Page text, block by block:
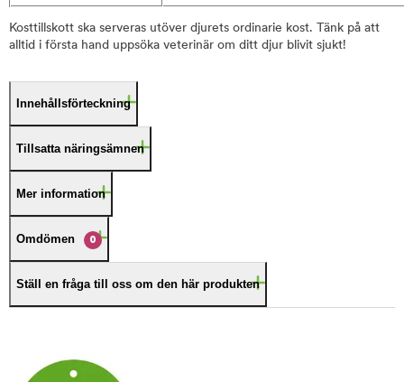
Kosttillskott ska serveras utöver djurets ordinarie kost. Tänk på att
alltid i första hand uppsöka veterinär om ditt djur blivit sjukt!
Innehållsförteckning
Tillsatta näringsämnen
Mer information
Omdömen 0
Ställ en fråga till oss om den här produkten